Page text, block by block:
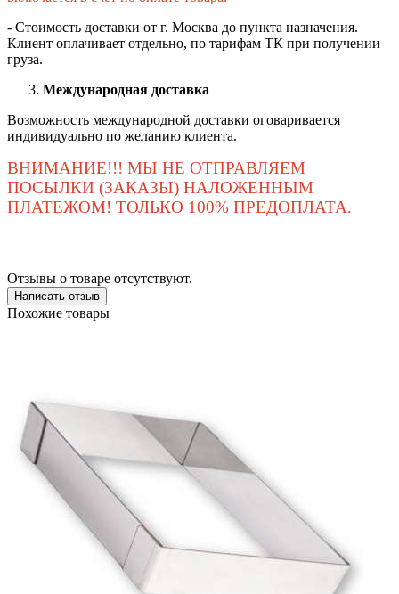
- Стоимость доставки от г. Москва до пункта назначения.
Клиент оплачивает отдельно, по тарифам ТК при получении
груза.
Международная доставка
Возможность международной доставки оговаривается
индивидуально по желанию клиента.
ВНИМАНИЕ!!! МЫ НЕ ОТПРАВЛЯЕМ
ПОСЫЛКИ (ЗАКАЗЫ) НАЛОЖЕННЫМ
ПЛАТЕЖОМ! ТОЛЬКО 100% ПРЕДОПЛАТА.
Отзывы о товаре отсутствуют.
Написать отзыв
Похожие товары